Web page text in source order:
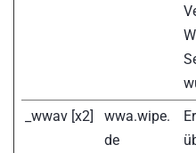
_wwav [x2]
wwa.wipe.
de